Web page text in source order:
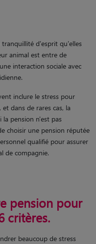
tranquillité d'esprit qu'elles
animal est entre de
interaction sociale avec
inclure le stress pour
dans de rares cas, la
la pension n'est pas
choisir une pension réputée
qualifié pour assurer
de compagnie.
pension pour
critères.
beaucoup de stress